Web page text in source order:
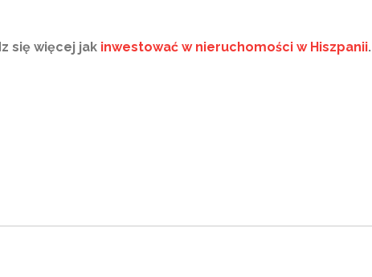
się więcej jak inwestować w nieruchomości w Hiszpanii.